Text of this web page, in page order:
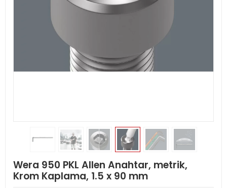
Wera 950 PKL Allen Anahtar, metrik,
Krom Kaplama, 1.5 x 90 mm